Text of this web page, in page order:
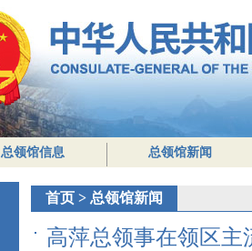
总领馆信息 总领馆新闻
首页 > 总领馆新闻
高萍总领事在领区主